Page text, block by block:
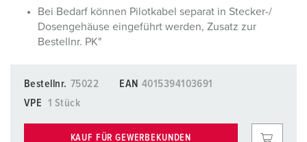
Bei Bedarf können Pilotkabel separat in Stecker-/
Dosengehäuse eingeführt werden, Zusatz zur
Bestellnr. PK"
Bestellnr. 75022 EAN 4015394103691
VPE
1 Stück
KAUF FÜR GEWERBEKUNDEN